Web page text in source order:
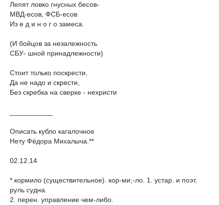
Лепят ловко гнусных бесов-
МВД-есов, ФСБ-есов
Из е д и н о г о замеса.
(И бойцов за незалежность
СБУ- шной принадлежности)
Стоит только поскрести,
Да не надо и скрести,
Без скребка на сверке - нехристи
Описать кубло кагалочное
Нету Фёдора Михалыча.**
02.12.14
* кормило (существительное). кор-ми;-ло. 1. устар. и поэт.
руль судна.
2. перен. управление чем-либо.